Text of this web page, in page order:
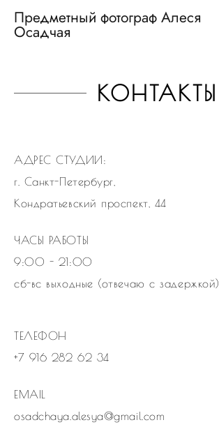
Предметный фотограф Алеся
Осадчая
КОНТАКТЫ
АДРЕС СТУДИИ:
г. Санкт-Петербург,
Кондратьевский проспект, 44
ЧАСЫ РАБОТЫ
9:00 - 21:00
сб-вс выходные (отвечаю с задержкой)
ТЕЛЕФОН
+7 916 282 62 34
EMAIL
osadchaya.alesya@gmail.com